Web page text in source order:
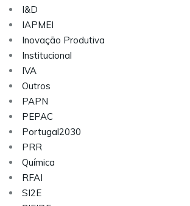
I&D
IAPMEI
Inovação Produtiva
Institucional
IVA
Outros
PAPN
PEPAC
Portugal2030
PRR
Química
RFAI
SI2E